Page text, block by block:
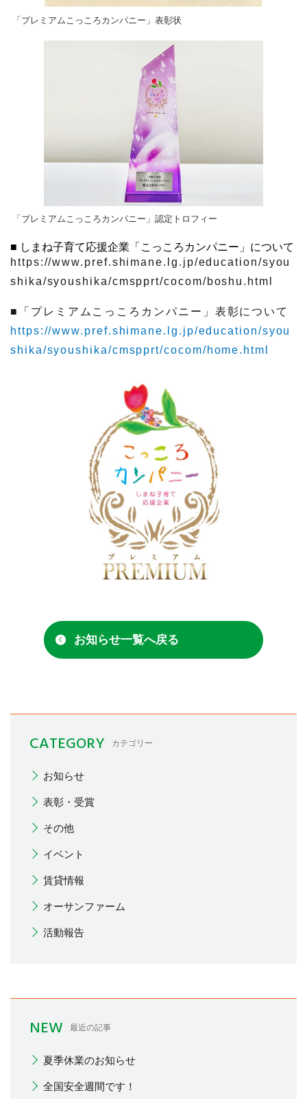
「プレミアムこっころカンパニー」表彰状
「プレミアムこっころカンパニー」認定トロフィー
■ しまね子育て応援企業「こっころカンパニー」について
https://www.pref.shimane.lg.jp/education/syou
shika/syoushika/cmspprt/cocom/boshu.html
■「プレミアムこっころカンパニー」表彰について
https://www.pref.shimane.lg.jp/education/syou
shika/syoushika/cmspprt/cocom/home.html
お知らせ一覧へ戻る
CATEGORY カテゴリー
お知らせ
表彰・受賞
その他
イベント
賃貸情報
オーサンファーム
活動報告
NEW 最近の記事
夏季休業のお知らせ
全国安全週間です！